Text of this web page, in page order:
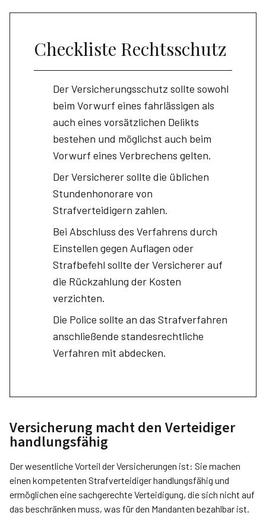
Checkliste Rechtsschutz
Der Versicherungsschutz sollte sowohl
beim Vorwurf eines fahrlässigen als
auch eines vorsätzlichen Delikts
bestehen und möglichst auch beim
Vorwurf eines Verbrechens gelten.
Der Versicherer sollte die üblichen
Stundenhonorare von
Strafverteidigern zahlen.
Bei Abschluss des Verfahrens durch
Einstellen gegen Auflagen oder
Strafbefehl sollte der Versicherer auf
die Rückzahlung der Kosten
verzichten.
Die Police sollte an das Strafverfahren
anschließende standesrechtliche
Verfahren mit abdecken.
Versicherung macht den Verteidiger
handlungsfähig
Der wesentliche Vorteil der Versicherungen ist: Sie machen
einen kompetenten Strafverteidiger handlungsfähig und
ermöglichen eine sachgerechte Verteidigung, die sich nicht auf
das beschränken muss, was für den Mandanten bezahlbar ist.